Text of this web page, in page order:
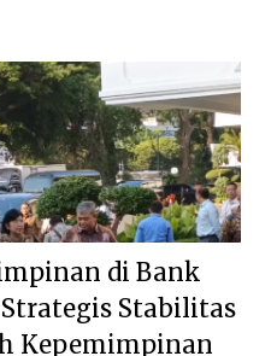
di Bank
Stabilitas
Kepemimpinan